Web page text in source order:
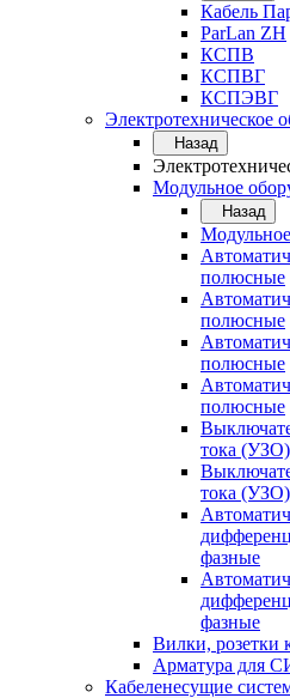
Кабель
ParLan ZH
КСПВ
КСПВГ
КСПЭВГ
Электротехническое
Назад
Модульное
Назад
полюсные
полюсные
полюсные
полюсные
тока
тока
фазные
фазные
Вилки, розетки
Арматура для
Кабеленесущие